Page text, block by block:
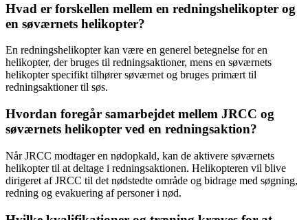
Hvad er forskellen mellem en redningshelikopter og
en søværnets helikopter?
En redningshelikopter kan være en generel betegnelse for en
helikopter, der bruges til redningsaktioner, mens en søværnets
helikopter specifikt tilhører søværnet og bruges primært til
redningsaktioner til søs.
Hvordan foregår samarbejdet mellem JRCC og
søværnets helikopter ved en redningsaktion?
Når JRCC modtager en nødopkald, kan de aktivere søværnets
helikopter til at deltage i redningsaktionen. Helikopteren vil blive
dirigeret af JRCC til det nødstedte område og bidrage med søgning,
redning og evakuering af personer i nød.